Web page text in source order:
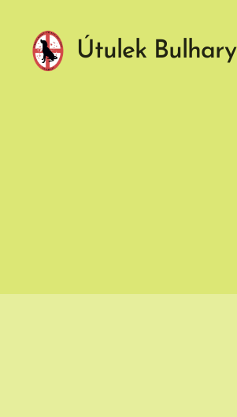
Útulek Bulhary